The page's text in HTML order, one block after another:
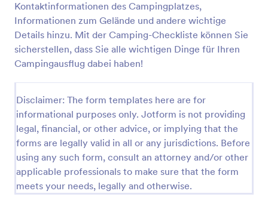
Kontaktinformationen des Campingplatzes,
Informationen zum Gelände und andere wichtige
Details hinzu. Mit der Camping-Checkliste können Sie
sicherstellen, dass Sie alle wichtigen Dinge für Ihren
Campingausflug dabei haben!
Disclaimer: The form templates here are for
informational purposes only. Jotform is not providing
legal, financial, or other advice, or implying that the
forms are legally valid in all or any jurisdictions. Before
using any such form, consult an attorney and/or other
applicable professionals to make sure that the form
meets your needs, legally and otherwise.